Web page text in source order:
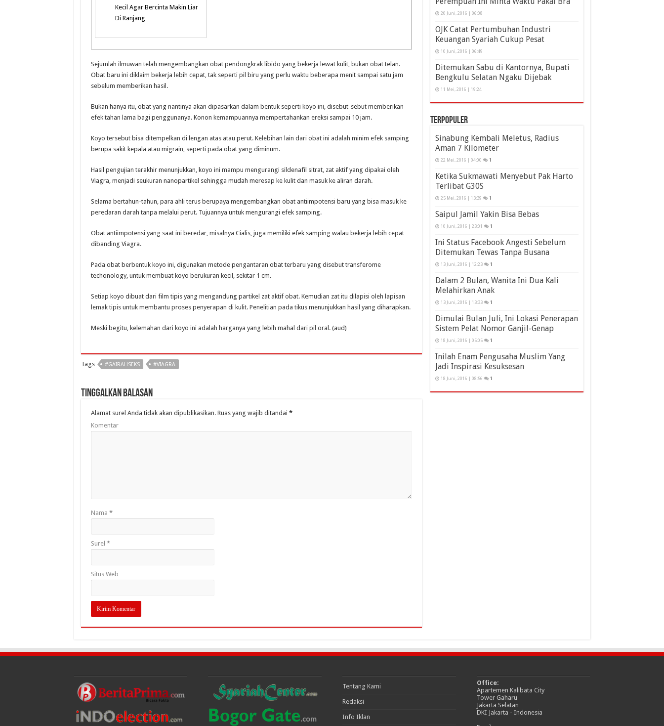
Kecil Agar Bercinta Makin Liar
Di Ranjang
Sejumlah ilmuwan telah mengembangkan obat pendongkrak libido yang bekerja lewat kulit, bukan obat telan.
Obat baru ini diklaim bekerja lebih cepat, tak seperti pil biru yang perlu waktu beberapa menit sampai satu jam
sebelum memberikan hasil.
Bukan hanya itu, obat yang nantinya akan dipasarkan dalam bentuk seperti koyo ini, disebut-sebut memberikan
efek tahan lama bagi penggunanya. Konon kemampuannya mempertahankan ereksi sampai 10 jam.
Koyo tersebut bisa ditempelkan di lengan atas atau perut. Kelebihan lain dari obat ini adalah minim efek samping
berupa sakit kepala atau migrain, seperti pada obat yang diminum.
Hasil pengujian terakhir menunjukkan, koyo ini mampu mengurangi sildenafil sitrat, zat aktif yang dipakai oleh
Viagra, menjadi seukuran nanopartikel sehingga mudah meresap ke kulit dan masuk ke aliran darah.
Selama bertahun-tahun, para ahli terus berupaya mengembangkan obat antiimpotensi baru yang bisa masuk ke
peredaran darah tanpa melalui perut. Tujuannya untuk mengurangi efek samping.
Obat antiimpotensi yang saat ini beredar, misalnya Cialis, juga memiliki efek samping walau bekerja lebih cepat
dibanding Viagra.
Pada obat berbentuk koyo ini, digunakan metode pengantaran obat terbaru yang disebut transferome
techonology, untuk membuat koyo berukuran kecil, sekitar 1 cm.
Setiap koyo dibuat dari film tipis yang mengandung partikel zat aktif obat. Kemudian zat itu dilapisi oleh lapisan
lemak tipis untuk membantu proses penyerapan di kulit. Penelitian pada tikus menunjukkan hasil yang diharapkan.
Meski begitu, kelemahan dari koyo ini adalah harganya yang lebih mahal dari pil oral. (aud)
Tags #GAIRAHSEKS #VIAGRA
Tinggalkan Balasan
Alamat surel Anda tidak akan dipublikasikan.Ruas yang wajib ditandai *
Komentar
Nama *
Surel *
Situs Web
20 Juni, 2016 | 06:08
OJK Catat Pertumbuhan Industri
Keuangan Syariah Cukup Pesat
10 Juni, 2016 | 06:49
Ditemukan Sabu di Kantornya, Bupati
Bengkulu Selatan Ngaku Dijebak
11 Mei, 2016 | 19:24
Terpopuler
Sinabung Kembali Meletus, Radius
Aman 7 Kilometer
22 Mei, 2016 | 04:00 1
Ketika Sukmawati Menyebut Pak Harto
Terlibat G30S
25 Mei, 2016 | 13:39 1
Saipul Jamil Yakin Bisa Bebas
10 Juni, 2016 | 23:01 1
Ini Status Facebook Angesti Sebelum
Ditemukan Tewas Tanpa Busana
13 Juni, 2016 | 12:23 1
Dalam 2 Bulan, Wanita Ini Dua Kali
Melahirkan Anak
13 Juni, 2016 | 13:33 1
Dimulai Bulan Juli, Ini Lokasi Penerapan
Sistem Pelat Nomor Ganjil-Genap
18 Juni, 2016 | 05:05 1
Inilah Enam Pengusaha Muslim Yang
Jadi Inspirasi Kesuksesan
18 Juni, 2016 | 08:56 1
Tentang Kami
Redaksi
Info Iklan
Office:
Apartemen Kalibata City
Tower Gaharu
Jakarta Selatan
DKI Jakarta - Indonesia